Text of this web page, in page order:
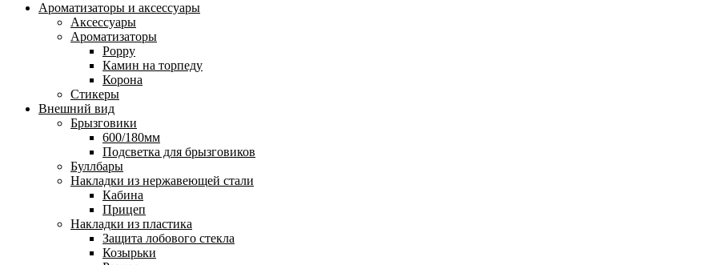
Ароматизаторы и аксессуары
Аксессуары
Ароматизаторы
Poppy
Камин на торпеду
Корона
Стикеры
Внешний вид
Брызговики
600/180мм
Подсветка для брызговиков
Буллбары
Накладки из нержавеющей стали
Кабина
Прицеп
Накладки из пластика
Защита лобового стекла
Козырьки